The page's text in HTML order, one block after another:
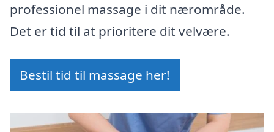
professionel massage i dit nærområde.
Det er tid til at prioritere dit velvære.
Bestil tid til massage her!